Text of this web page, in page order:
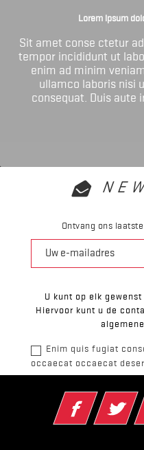
Lorem ipsum
Sit amet conse ctetur
tempor incididunt ut
enim ad minim
ullamco laboris nisi
consequat. Duis aute
Ontvang ons
U kunt op elk
Hiervoor kunt u de
Enim quis fugiat
occaecat occaecat
Facebook